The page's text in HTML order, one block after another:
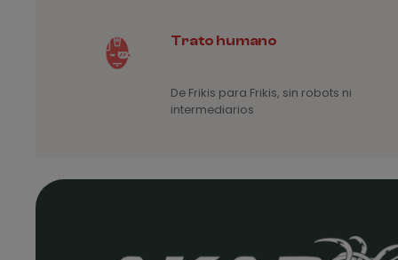
Trato humano
De Frikis para Frikis, sin robots ni
intermediarios